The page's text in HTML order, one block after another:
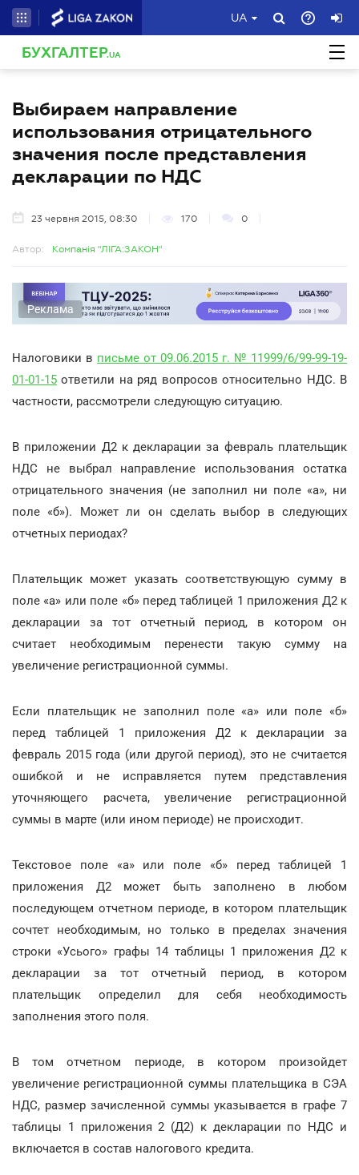
UA
БУХГАЛТЕР.UA
Выбираем направление
использования отрицательного
значения после представления
декларации по НДС
23 червня 2015, 08:30 170 0
Автор: Компанія "ЛІГА:ЗАКОН"
Реклама
Налоговики в письме от 09.06.2015 г. № 11999/6/99-99-19-
01-01-15 ответили на ряд вопросов относительно НДС. В
частности, рассмотрели следующую ситуацию.
В приложении Д2 к декларации за февраль плательщик
НДС не выбрал направление использования остатка
отрицательного значения (не заполнил ни поле «а», ни
поле «б»). Может ли он сделать выбор в следующих
отчетных периодах?
Плательщик может указать соответствующую сумму в
поле «а» или поле «б» перед таблицей 1 приложения Д2 к
декларации за тот отчетный период, в котором он
считает необходимым перенести такую сумму на
увеличение регистрационной суммы.
Если плательщик не заполнил поле «а» или поле «б»
перед таблицей 1 приложения Д2 к декларации за
февраль 2015 года (или другой период), это не считается
ошибкой и не исправляется путем представления
уточняющего расчета, увеличение регистрационной
суммы в марте (или ином периоде) не происходит.
Текстовое поле «а» или поле «б» перед таблицей 1
приложения Д2 может быть заполнено в любом
последующем отчетном периоде, в котором плательщик
сочтет необходимым, но только в пределах значения
строки «Усього» графы 14 таблицы 1 приложения Д2 к
декларации за тот отчетный период, в котором
плательщик определил для себя необходимость
заполнения этого поля.
В том отчетном периоде, в котором произойдет
увеличение регистрационной суммы плательщика в СЭА
НДС, размер зачисленной суммы указывается в графе 7
таблицы 1 приложения 2 (Д2) к декларации по НДС и
включается в состав налогового кредита.